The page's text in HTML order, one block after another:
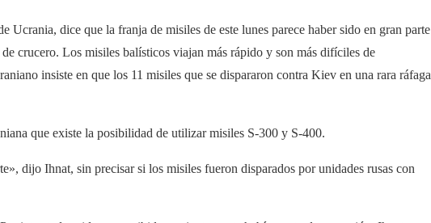
Ucrania, dice que la franja de misiles de este lunes parece haber sido en gran parte
crucero. Los misiles balísticos viajan más rápido y son más difíciles de
insiste en que los 11 misiles que se dispararon contra Kiev en una rara ráfaga
que existe la posibilidad de utilizar misiles S-300 y S-400.
dijo Ihnat, sin precisar si los misiles fueron disparados por unidades rusas con